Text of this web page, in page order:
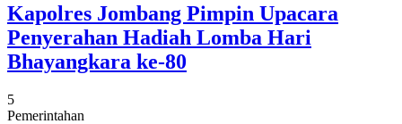
Kapolres Jombang Pimpin Upacara
Penyerahan Hadiah Lomba Hari
Bhayangkara ke-80
5
Pemerintahan